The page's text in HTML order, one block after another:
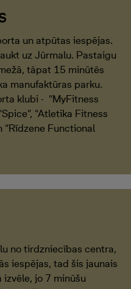
un atpūtas iespējas.
uz Jūrmalu. Pastaigu
tāpat 15 minūtēs
manufaktūras parku.
klubi - “MyFitness
“Atletika Fitness
“Rīdzene Functional
no tirdzniecības centra,
iespējas, tad šis jaunais
jo 7 minūšu